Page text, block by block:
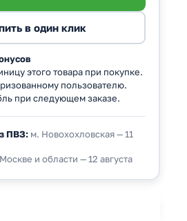
этого товара при покупке.
пользователю.
при следующем заказе.
ПВЗ:м. Новохохловская — 11
и области — 12 августа